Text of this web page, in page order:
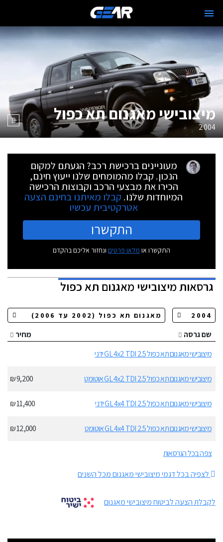
מיצובישי מאגנום תא כפול
2004
מעוניינים ברכישת רכב? הגעתם למקום
הנכון. קבלו מהמומחים שלנו ייעוץ חינם,
הכירו את מבצעי הרכב וקבוצות הרכישה
המיוחדות שלנו. קבלו מאיתנו בחינם הצעה
אטרקטיבית עכשיו
התקשרו
התקשרו או מלאו פרטים ונחזור אליכם בהקדם
גרסאותמיצובישי מאגנום תא כפול
שם גרסה
מחיר
מיצובישי מאגנום תא כפול GL 4x2 TDI 2.5 ידני
מיצובישי מאגנום תא כפול GL 4x2 TDI 2.5 אוטומט 9,200 ₪
מיצובישי מאגנום תא כפול GL 4x4 TDI 2.5 ידני 11,400 ₪
מיצובישי מאגנום תא כפול GL 4x4 TDI 2.5 אוטומט 12,000 ₪
צפה בכל הגרסאות
לצפיה בכל דגמי מיצובישי מאגנום מכל השנים
לקבלת הצעה לביטוח מיצובישי מאגנום